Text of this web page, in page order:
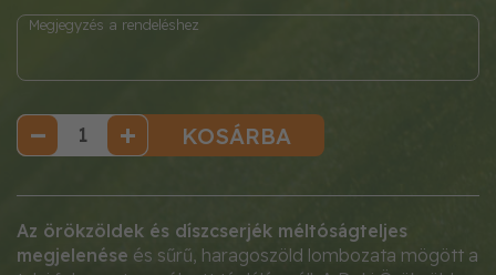
KOSÁRBA
Az örökzöldek és díszcserjék méltóságteljes
megjelenése és sűrű, haragoszöld lombozata mögött a